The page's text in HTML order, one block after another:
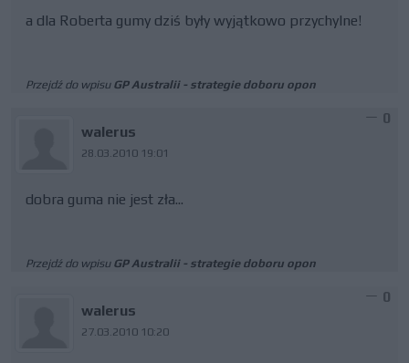
a dla Roberta gumy dziś były wyjątkowo przychylne!
Przejdź do wpisu GP Australii - strategie doboru opon
walerus
28.03.2010 19:01
0
dobra guma nie jest zła...
Przejdź do wpisu GP Australii - strategie doboru opon
walerus
27.03.2010 10:20
0